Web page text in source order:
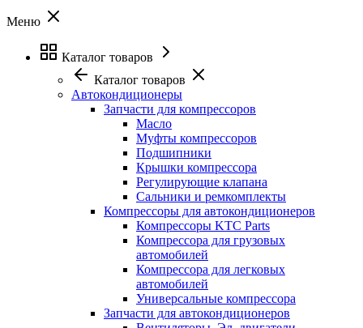
Меню
Каталог товаров
Каталог товаров
Автокондиционеры
Запчасти для компрессоров
Масло
Муфты компрессоров
Подшипники
Крышки компрессора
Регулирующие клапана
Сальники и ремкомплекты
Компрессоры для автокондиционеров
Компрессоры KTC Parts
Компрессора для грузовых
автомобилей
Компрессора для легковых
автомобилей
Универсальные компрессора
Запчасти для автокондиционеров